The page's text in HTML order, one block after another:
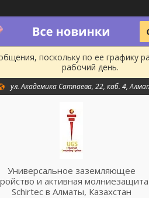
поскольку по ее графику
рабочий день.
ул. Академика Сатпаева, 22, каб. 4,
Универсальное заземляющее
и активная
Schirtec в Алматы, Казахстан